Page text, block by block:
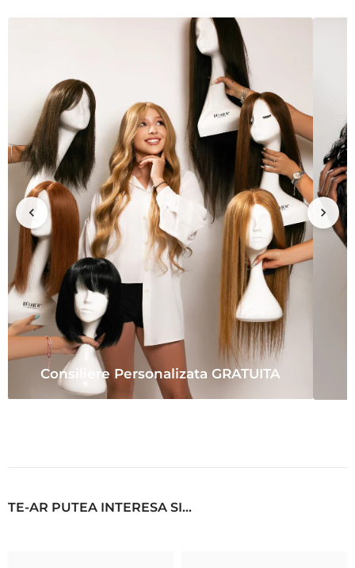
Consiliere Personalizata GRATUITA
TE-AR PUTEA INTERESA SI...